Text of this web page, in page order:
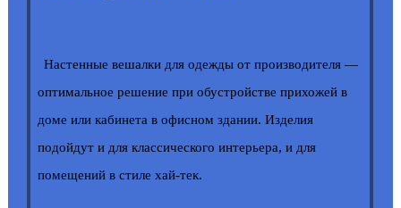
Настенные вешалки для одежды от производителя —
оптимальное решение при обустройстве прихожей в
доме или кабинета в офисном здании. Изделия
подойдут и для классического интерьера, и для
помещений в стиле хай-тек.